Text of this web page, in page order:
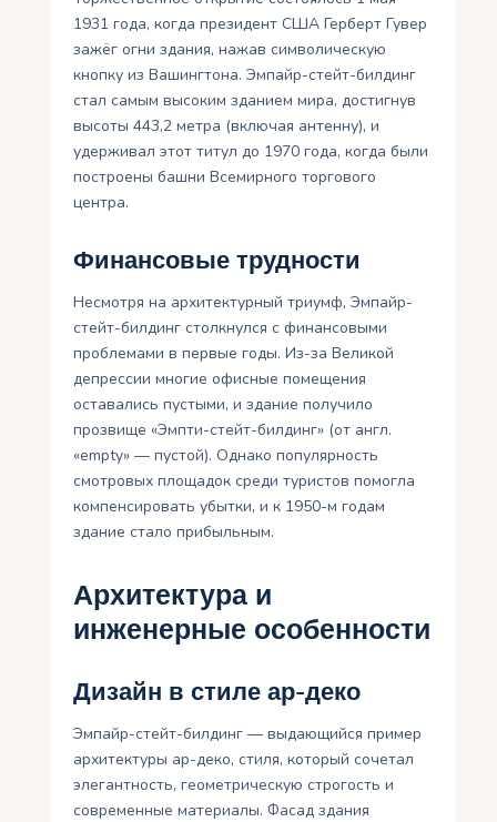
1931 года, когда президент США Герберт Гувер
зажёг огни здания, нажав символическую
кнопку из Вашингтона. Эмпайр-стейт-билдинг
стал самым высоким зданием мира, достигнув
высоты 443,2 метра (включая антенну), и
удерживал этот титул до 1970 года, когда были
построены башни Всемирного торгового
центра.
Финансовые трудности
Несмотря на архитектурный триумф, Эмпайр-
стейт-билдинг столкнулся с финансовыми
проблемами в первые годы. Из-за Великой
депрессии многие офисные помещения
оставались пустыми, и здание получило
прозвище «Эмпти-стейт-билдинг» (от англ.
«empty» — пустой). Однако популярность
смотровых площадок среди туристов помогла
компенсировать убытки, и к 1950-м годам
здание стало прибыльным.
Архитектура и
инженерные особенности
Дизайн в стиле ар-деко
Эмпайр-стейт-билдинг — выдающийся пример
архитектуры ар-деко, стиля, который сочетал
элегантность, геометрическую строгость и
современные материалы. Фасад здания